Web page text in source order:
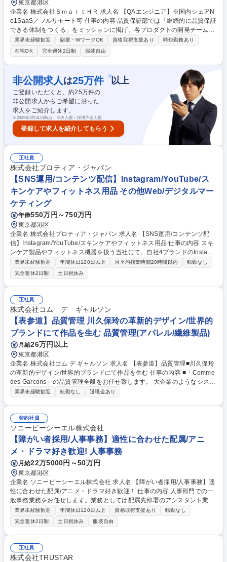
東京都港区
企業名 株式会社ＳｍａｒｔＨＲ 求人名 【QAエンジニア】※国内シェアN
o1SaaS／フルリモート可 仕事の内容 品質保証部では「継続的に品質保証
できる体制をつくる」をミッションに掲げ、各プロダクトの開発チーム自
らが品質保証できる体制づくりを推進しています。 プロダクト開発チーム
の状況に応じて以下のようなアプローチを行っています。 ■開発チームに
参画しプロダクト開発体制を構築 ■開発チームの外から品質保証能力の獲
得支援 ■開発チームの品質保証がより楽になるための施策立案・実施 【従
事すべき業務の変更の範囲：会社の定める業務】 募集職種 【QAエンジニ
ア】※国内シェアNo1SaaS／フルリモート可
業界未経験歓迎 副業・WワークOK 資格取得支援あり
時短勤務あり
在宅OK
完全週休2日制 服装自由
非公開求人 は25万件 ※以上
ご登録いただくと、約25万件の
非公開求人からご希望に沿った
求人をご紹介します。
※2026年3月31日時点 ※求人数＝採用予定人数
登録して求人を紹介してもらう
正社員
株式会社プロティア・ジャパン
【SNS運用/コンテンツ配信】Instagram/YouTube/ス
キンケアやフィットネス用品 その他Web/デジタルマー
ケティング
年俸550万円～750万円
東京都港区
企業名 株式会社プロティア・ジャパン 求人名 【SNS運用/コンテンツ配
信】Instagram/YouTube/スキンケアやフィットネス用品 仕事の内容 スキ
ンケア製品やフィットネス機器を扱う当社にて、自社4ブランドのInstagr
amやYoutubeを始めとするSNSのコンテンツ企画、制作、配信までを一
貫して担い、ブランドの認知度向上を目指すポジションです。 【詳細】■
デジタルマーケティング部門の責任者から共有されるテーマやキャンペー
ン施策の方針をもとにSNS投稿の作成、配信 ■投稿文章の作成、テキスト
フォントや画像の選定（画像作成自体はクリエイティブ担当者が行う）■
配信したものの分析 ■インフルエンサーとの協業やメール配信などデジタ
ルマーケティング全般に携わる ※クリエイティブチームやPRチーム等社
内の関係各所との協業が多く発生するポジションです 募集職種 【SNS運
用/コンテンツ配信】Instagram/YouTube/スキンケアやフィットネス用品
業界未経験歓迎 年間休日120日以上 月平均残業時間20時間以内
転勤なし
完全週休2日制
土日祝休み
正社員
株式会社コム デ ギャルソン
【表参道】品質管理 川久保玲の革新的デザイン/世界的
ブランドにて作品を生む 品質管理(アパレル/繊維製品)
月給26万円以上
東京都港区
企業名 株式会社コム デ ギャルソン 求人名 【表参道】品質管理■川久保玲
の革新的デザイン/世界的ブランドにて作品を生む 仕事の内容 ■「Comme
des Garcons」の品質管理全般をお任せ致します。 大企業のようなシステ
マチックな管理ではなく、一品、一品を吟味するやり方ですので、被服全
取扱い表示の選定/最終決定した品質表示内容の生産部門への指導説明■製
品の品質検査および検査結果の保管管理■生産部門との品質維持、向上に
対する対応の日常的な協議主導■社内外からの品質に関する苦情や修理依
頼事項に対する対応■国内外の品質管理法令に関する情報収集と社内対応
主導 募集職種 【表参道】品質管理■川久保玲の革新的デザイン/世界的ブ
ランドにて作品を生む
業界未経験歓迎 転勤なし 退職金あり
契約社員
ソニーピーシーエル株式会社
【障がい者採用/人事事務】適性に合わせた配属/アニ
メ・ドラマ好き歓迎! 人事事務
月給22万5000円～50万円
東京都港区
企業名 ソニーピーシーエル株式会社 求人名 【障がい者採用/人事事務】適
性に合わせた配属/アニメ・ドラマ好き歓迎！ 仕事の内容 人事部門での一
般事務業務をお任せします。業務としては配属先部署のアシスタント業務
全般（人事関連の事務全般）がございます。 【具体的には】詳主に以下の
ような業務をお任せします。 ■人事部門：採用業務サポート、人事関連の
事務処理など ※面接内容を元に適性やご希望に応じ配属先を検討します。
入社後はしっかりと育成・フォローを行いますのでご安心ください。 募集
職種 【障がい者採用/人事事務】適性に合わせた配属/アニメ・ドラマ好き
歓迎！
業界未経験歓迎 年間休日120日以上 資格取得支援あり
転勤なし
完全週休2日制
土日祝休み 服装自由
正社員
株式会社TRUSTAR